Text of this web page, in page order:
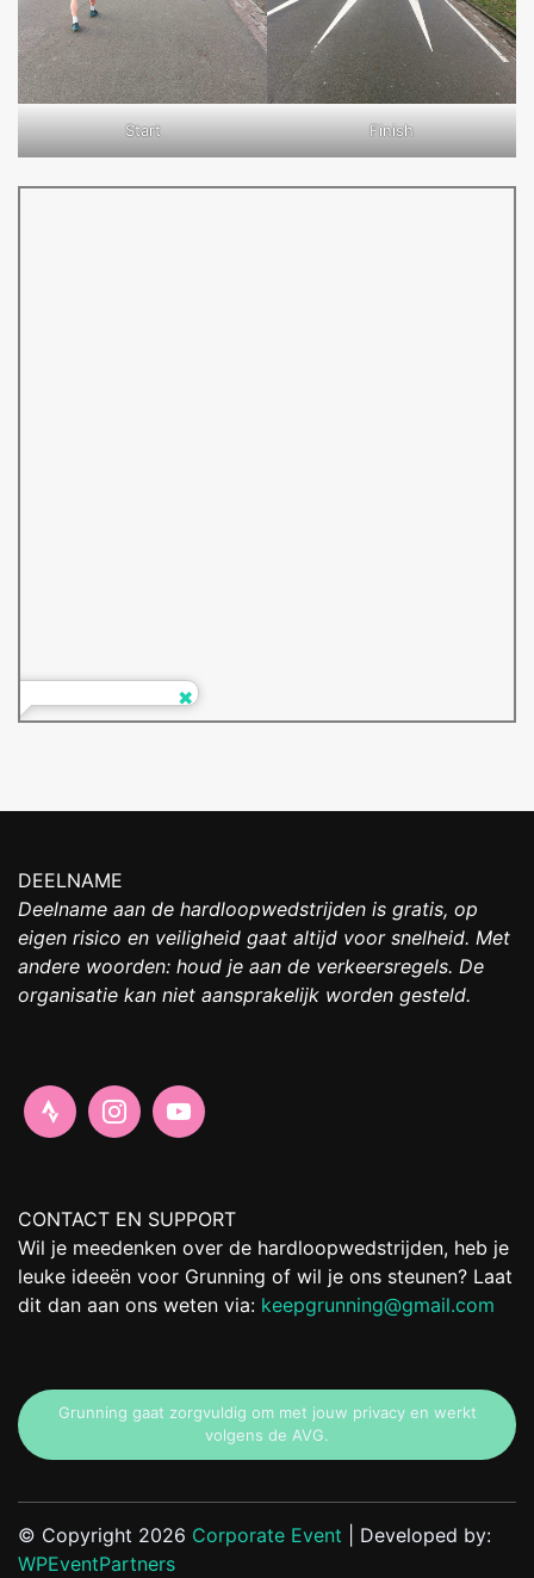
Start Finish
DEELNAME
Deelname aan de hardloopwedstrijden is gratis, op
eigen risico en veiligheid gaat altijd voor snelheid. Met
andere woorden: houd je aan de verkeersregels. De
organisatie kan niet aansprakelijk worden gesteld.
CONTACT EN SUPPORT
Wil je meedenken over de hardloopwedstrijden, heb je
leuke ideeën voor Grunning of wil je ons steunen? Laat
dit dan aan ons weten via: keepgrunning@gmail.com
Grunning gaat zorgvuldig om met jouw privacy en werkt
volgens de AVG.
© Copyright 2026 Corporate Event | Developed by:
WPEventPartners